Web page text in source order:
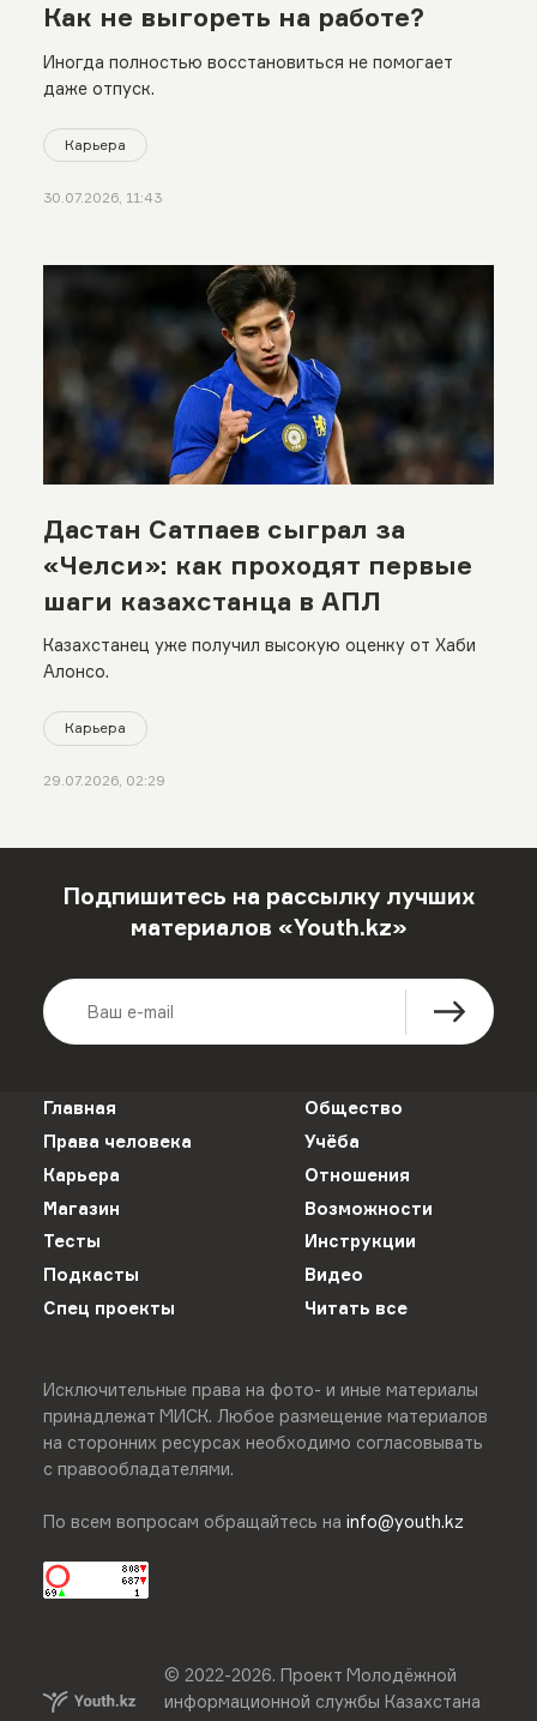
Как не выгореть на работе?
Иногда полностью восстановиться не помогает
даже отпуск.
Карьера
30.07.2026, 11:43
Дастан Сатпаев сыграл за
«Челси»: как проходят первые
шаги казахстанца в АПЛ
Казахстанец уже получил высокую оценку от Хаби
Алонсо.
Карьера
29.07.2026, 02:29
Подпишитесь на рассылку лучших
материалов «Youth.kz»
Главная
Общество
Права человека
Учёба
Карьера
Отношения
Магазин
Возможности
Тесты
Инструкции
Подкасты
Видео
Спец проекты
Читать все
Исключительные права на фото- и иные материалы
принадлежат МИСК. Любое размещение материалов
на сторонних ресурсах необходимо согласовывать
с правообладателями.
По всем вопросам обращайтесь на info@youth.kz
© 2022-2026.Проект Молодёжной
информационной службы Казахстана